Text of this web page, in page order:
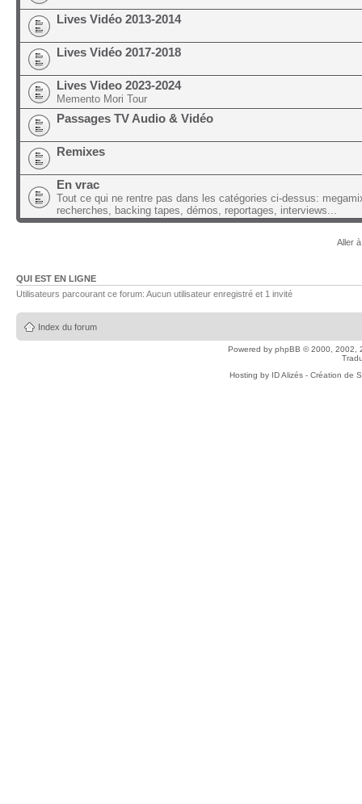
Lives Vidéo 2013-2014
Lives Vidéo 2017-2018
Lives Video 2023-2024
Memento Mori Tour
Passages TV Audio & Vidéo
Remixes
En vrac
Tout ce qui ne rentre pas dans les catégories ci-dessus:
recherches, backing tapes, démos, reportages, interviews...
Aller
QUI EST EN LIGNE
Utilisateurs parcourant ce forum: Aucun utilisateur enregistré et 1 invité
Index du forum
Powered by phpBB © 2000, 2002,
Hosting by ID Alizés - Création de